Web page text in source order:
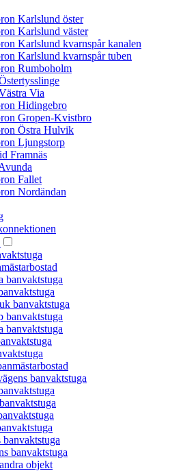
Karlslund öster
Karlslund väster
Karlslund kvarnspår kanalen
Karlslund kvarnspår tuben
Rumboholm
Via
Hidingebro
Gropen-Kvistbro
Östra Hulvik
Ljungstorp
Framnäs
Fallet
Nordändan
banvaktstuga
banvaktstuga
banvaktstuga
banvaktstuga
banvaktstuga
banvaktstuga
objekt